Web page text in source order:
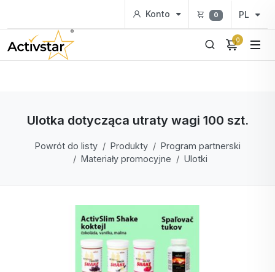
Konto 0 PL
0
Ulotka dotycząca utraty wagi 100 szt.
Powrót do listy Produkty
Program partnerski
Materiały promocyjne
Ulotki